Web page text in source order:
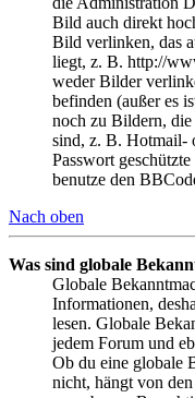
Bild auch direkt
Bild verlinken, das
liegt, z. B. http://
weder Bilder
befinden (außer es
noch zu Bildern,
sind, z. B. Hotmail-
Passwort
benutze den
Nach oben
Was sind globale
Globale
Informationen,
lesen. Globale
jedem Forum und
Ob du eine globale
nicht, hängt von